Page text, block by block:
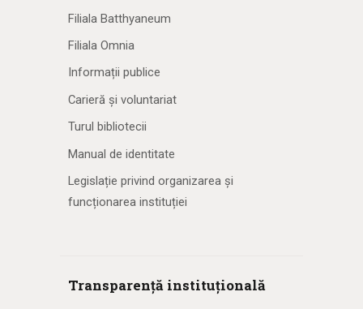
Filiala Batthyaneum
Filiala Omnia
Informații publice
Carieră și voluntariat
Turul bibliotecii
Manual de identitate
Legislație privind organizarea și
funcționarea instituției
Transparență instituțională